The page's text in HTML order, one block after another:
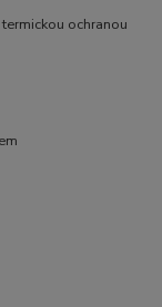
ochranou